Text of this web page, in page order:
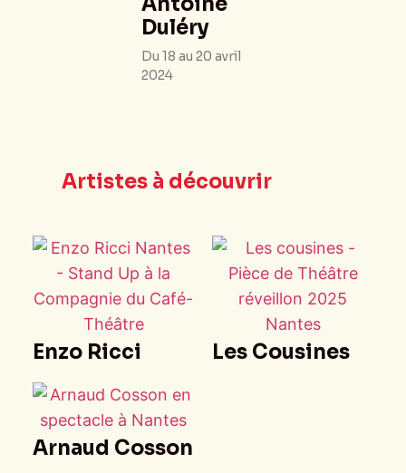
Duléry
Du 18 au 20 avril
2024
Artistes à découvrir
Enzo Ricci Les Cousines
Arnaud Cosson